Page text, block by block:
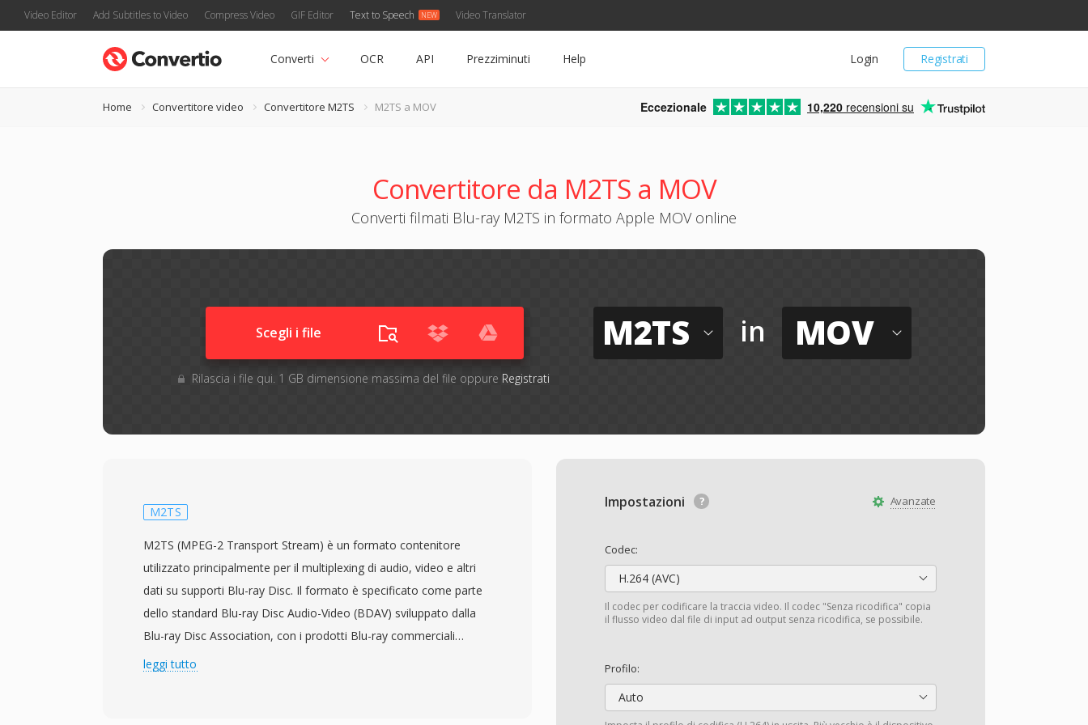
Video Editor Add Subtitles to Video Compress Video GIF Editor Text to Speech Video Translator
Registrati
Login
Converti OCR API Prezziminuti Help
Home Convertitore video Convertitore M2TS M2TS a MOV Eccezionale 10,220 recensioni su
Convertitore da M2TS a MOV
Converti filmati Blu-ray M2TS in formato Apple MOV online
Scegli i file
Rilascia i file qui. 1 GB dimensione massima del file oppure Registrati
M2TS in MOV
Avanzate
Impostazioni
Codec:
H.264 (AVC)
Il codec per codificare la traccia video. Il codec "Senza ricodifica" copia
il flusso video dal file di input ad output senza ricodifica, se possibile.
Profilo:
Auto
M2TS
M2TS (MPEG-2 Transport Stream) è un formato contenitore
utilizzato principalmente per il multiplexing di audio, video e altri
dati su supporti Blu-ray Disc. Il formato è specificato come parte
dello standard Blu-ray Disc Audio-Video (BDAV) sviluppato dalla
Blu-ray Disc Association, con i prodotti Blu-ray commerciali
lanciati nel 2006. I file M2TS avvolgono il contenuto in pacchetti
leggi tutto